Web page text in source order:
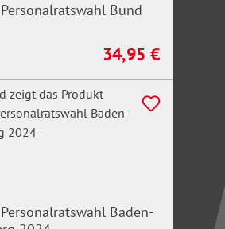
Bund
Regulärer Preis:
34,95 €
Baden-